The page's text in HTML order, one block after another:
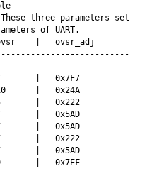
three parameters set
of UART.
| ovsr_adj
| 0x7F7
| 0x24A
| 0x222
| 0x5AD
| 0x5AD
| 0x222
| 0x5AD
| 0x7EF